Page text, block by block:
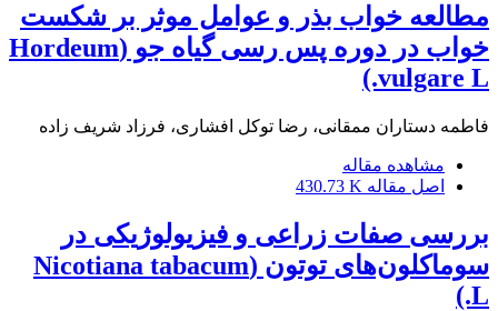
مطالعه خواب بذر و عوامل موثر بر شکست
خواب در دوره پس رسی گیاه جو (Hordeum
vulgare L.)
فاطمه دستاران ممقانی، رضا توکل افشاری، فرزاد شریف زاده
مشاهده مقاله
اصل مقاله 430.73 K
بررسی صفات زراعی و فیزیولوژیکی در
سوماکلون‌های توتون (Nicotiana tabacum
L.)